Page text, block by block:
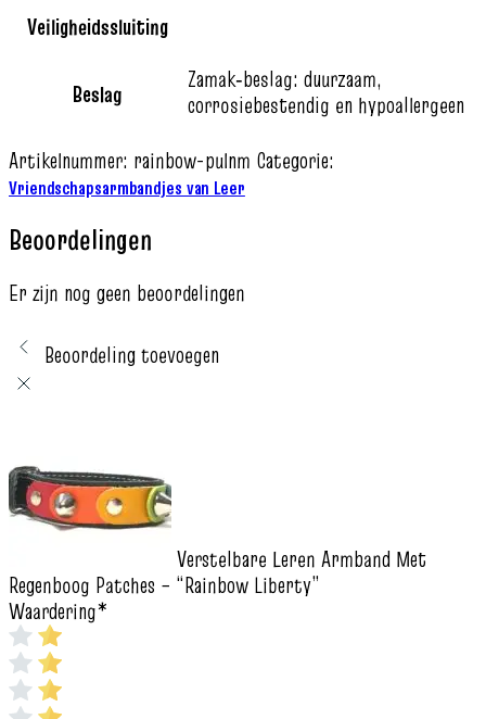
Veiligheidssluiting
Beslag
Zamak‑beslag: duurzaam,
corrosiebestendig en hypoallergeen
Artikelnummer: rainbow-pulnm Categorie:
Vriendschapsarmbandjes van Leer
Beoordelingen
Er zijn nog geen beoordelingen
Beoordeling toevoegen
Verstelbare Leren Armband Met
Regenboog Patches – “Rainbow Liberty”
Waardering*